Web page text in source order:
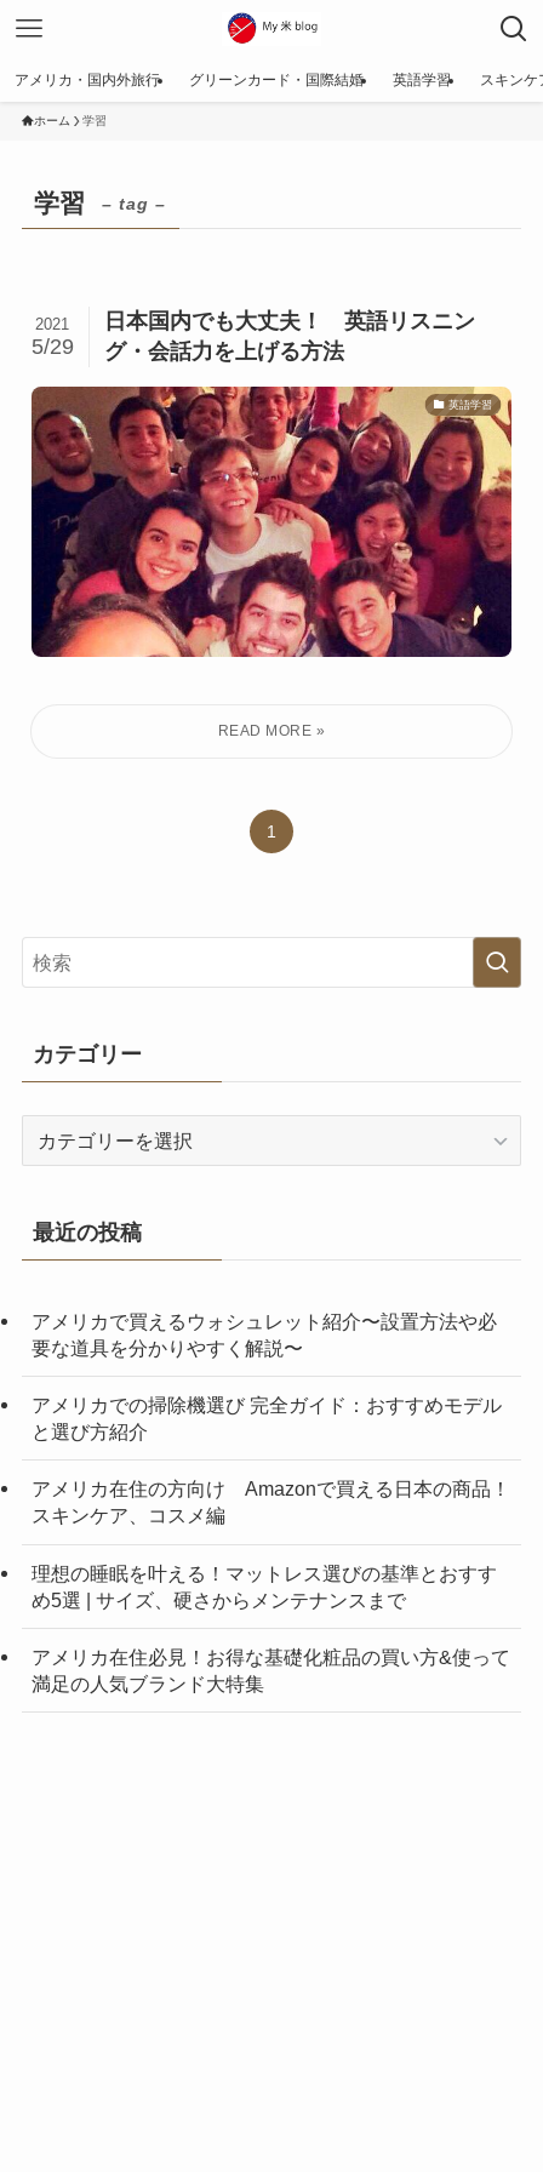
アメリカ・国内外旅行 グリーンカード・国際結婚 英語学習 スキンケ
ホーム 学習
学習 – tag –
日本国内でも大丈夫！ 英語リスニン
グ・会話力を上げる方法
2021
5/29
英語学習
1
カテゴリー
リ
最近の投稿
アメリカで買えるウォシュレット紹介〜設置方法や必
要な道具を分かりやすく解説〜
アメリカでの掃除機選び 完全ガイド：おすすめモデル
と選び方紹介
アメリカ在住の方向け Amazonで買える日本の商品！
スキンケア、コスメ編
理想の睡眠を叶える！マットレス選びの基準とおすす
め5選 | サイズ、硬さからメンテナンスまで
アメリカ在住必見！お得な基礎化粧品の買い方&使って
満足の人気ブランド大特集